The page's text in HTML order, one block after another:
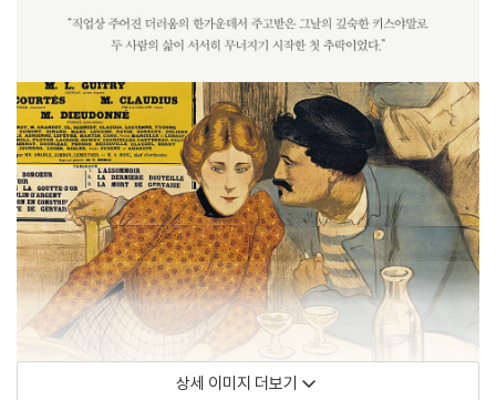
상세 이미지 더보기